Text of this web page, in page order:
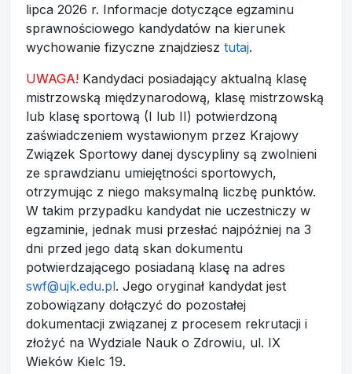
lipca 2026 r. Informacje dotyczące egzaminu
sprawnościowego kandydatów na kierunek
wychowanie fizyczne znajdziesz tutaj.
UWAGA! Kandydaci posiadający aktualną klasę
mistrzowską międzynarodową, klasę mistrzowską
lub klasę sportową (I lub II) potwierdzoną
zaświadczeniem wystawionym przez Krajowy
Związek Sportowy danej dyscypliny są zwolnieni
ze sprawdzianu umiejętności sportowych,
otrzymując z niego maksymalną liczbę punktów.
W takim przypadku kandydat nie uczestniczy w
egzaminie, jednak musi przesłać najpóźniej na 3
dni przed jego datą skan dokumentu
potwierdzającego posiadaną klasę na adres
swf@ujk.edu.pl. Jego oryginał kandydat jest
zobowiązany dołączyć do pozostałej
dokumentacji związanej z procesem rekrutacji i
złożyć na Wydziale Nauk o Zdrowiu, ul. IX
Wieków Kielc 19.